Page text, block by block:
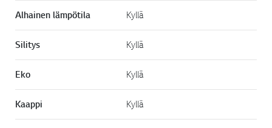
Alhainen lämpötila Kyllä
Silitys Kyllä
Eko Kyllä
Kaappi Kyllä